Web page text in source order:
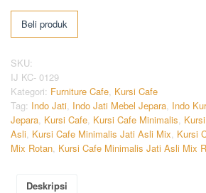
Beli produk
SKU:
IJ KC- 0129
Kategori: Furniture Cafe Kursi Cafe
Tag: Indo Jati Indo Jati Mebel Jepara Indo
Jepara Kursi Cafe Kursi Cafe Minimalis
Asli Kursi Cafe Minimalis Jati Asli Mix Kursi
Mix Rotan Kursi Cafe Minimalis Jati Asli Mix
Deskripsi